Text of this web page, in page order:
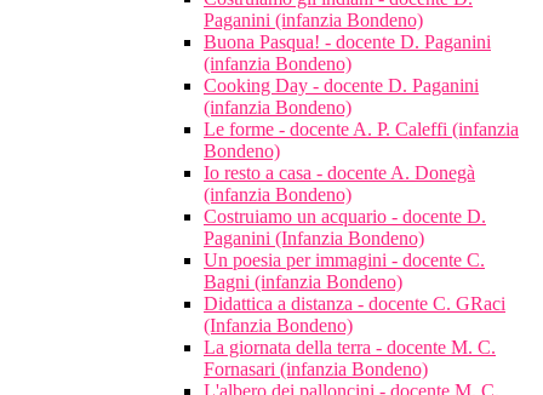
Paganini (infanzia Bondeno)
Buona Pasqua! - docente D. Paganini
(infanzia Bondeno)
Cooking Day - docente D. Paganini
(infanzia Bondeno)
Le forme - docente A. P. Caleffi (infanzia
Bondeno)
Io resto a casa - docente A. Donegà
(infanzia Bondeno)
Costruiamo un acquario - docente D.
Paganini (Infanzia Bondeno)
Un poesia per immagini - docente C.
Bagni (infanzia Bondeno)
Didattica a distanza - docente C. GRaci
(Infanzia Bondeno)
La giornata della terra - docente M. C.
Fornasari (infanzia Bondeno)